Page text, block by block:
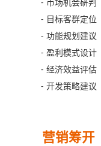
- 目标客群定位
- 功能规划建议
- 盈利模式设计
- 经济效益评估
- 开发策略建议
营销筹开